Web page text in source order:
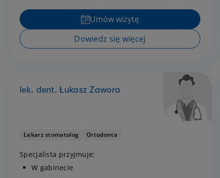
Umów wizytę
Dowiedz się więcej
lek. dent. Łukasz Zawora
Lekarz stomatolog Ortodonta
Specjalista przyjmuje:
W gabinecie